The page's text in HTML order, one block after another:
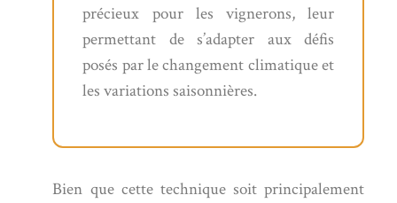
précieux pour les vignerons, leur
permettant de s’adapter aux défis
posés par le changement climatique et
les variations saisonnières.
Bien que cette technique soit principalement